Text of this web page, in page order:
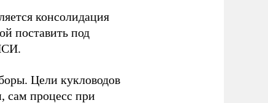
консолидация
поставить под
Цели кукловодов
сам процесс при